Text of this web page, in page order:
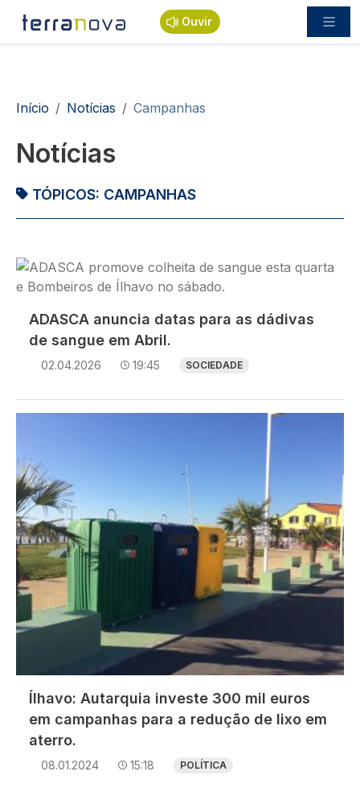
Passar para o conteúdo principal
Ouvir
Navegação estrutural
Início Notícias Campanhas
Notícias
TÓPICOS: CAMPANHAS
Imagem
ADASCA anuncia datas para as dádivas
de sangue em Abril.
02.04.2026 19:45 SOCIEDADE
Ílhavo: Autarquia investe 300 mil euros
em campanhas para a redução de lixo em
aterro.
08.01.2024 15:18 POLÍTICA